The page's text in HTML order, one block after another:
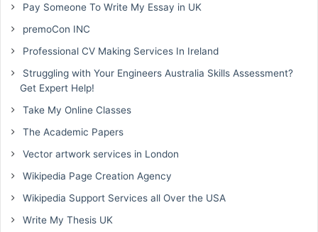
Pay Someone To Write My Essay in UK
premoCon INC
Professional CV Making Services In Ireland
Struggling with Your Engineers Australia Skills Assessment?
Get Expert Help!
Take My Online Classes
The Academic Papers
Vector artwork services in London
Wikipedia Page Creation Agency
Wikipedia Support Services all Over the USA
Write My Thesis UK